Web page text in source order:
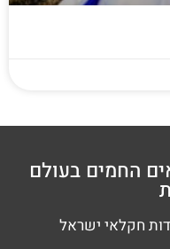
החמים בעולם
חקלאי ישראל